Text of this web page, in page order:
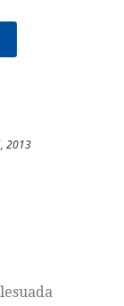
2013